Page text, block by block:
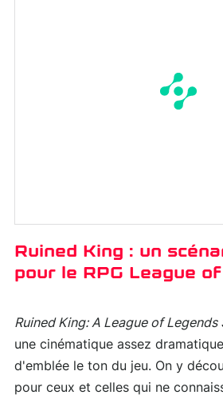
Ruined King : un
pour le RPG League
Ruined King: A League of Legends
une cinématique assez
d'emblée le ton du jeu. On y
pour ceux et celles qui ne